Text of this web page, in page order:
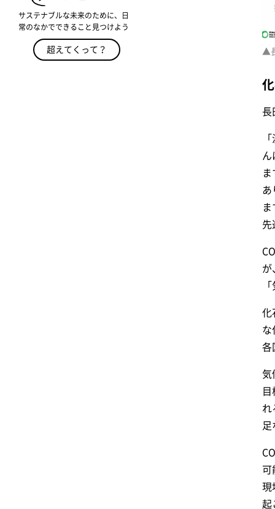
サステナブルな未来のために、日
常のなかでできること見つけよう
超えてくって？ ▲
長
ん
あ
先
が
化
な
各
気
れ
足
可
現
起